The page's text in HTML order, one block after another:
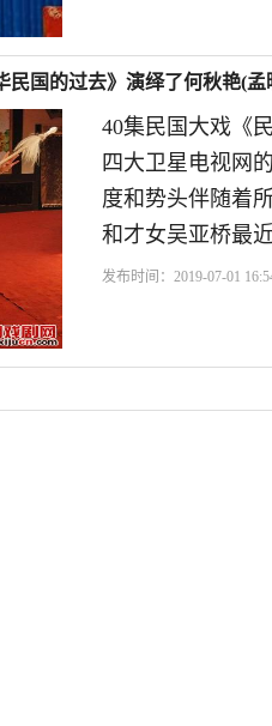
民国的过去》演绎了何秋艳(
40集民国大戏《
四大卫星电视网
度和势头伴随着
和才女吴亚桥最
发布时间：2019-07-01